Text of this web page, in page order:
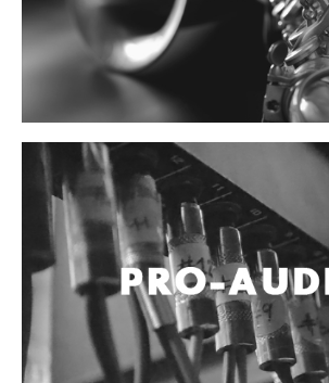
Cables y Conectores
Instrumento
Sonido
Parlante
Video y USB
Espigas y conectores
Accesorios
Otros Instrumentos de Cuerdas
Ukulele
Mandolina